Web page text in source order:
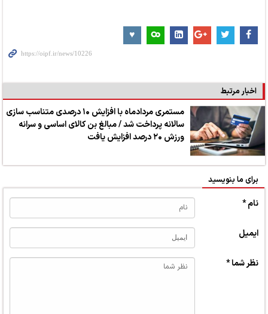
اخبار مرتبط
مستمری مردادماه با افزایش ۱۰ درصدی متناسب سازی
سالانه پرداخت شد / مبالغ بن کالای اساسی و سرانه
ورزش ۲۰ درصد افزایش یافت
برای ما بنویسید
نام *
ایمیل
نظر شما *